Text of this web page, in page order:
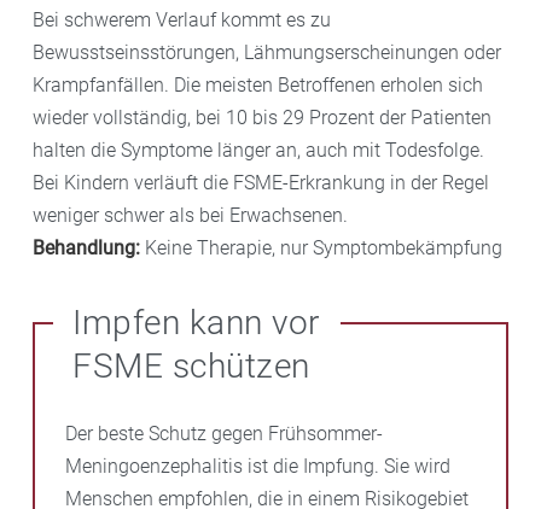
Bei schwerem Verlauf kommt es zu
Bewusstseinsstörungen, Lähmungserscheinungen oder
Krampfanfällen. Die meisten Betroffenen erholen sich
wieder vollständig, bei 10 bis 29 Prozent der Patienten
halten die Symptome länger an, auch mit Todesfolge.
Bei Kindern verläuft die FSME-Erkrankung in der Regel
weniger schwer als bei Erwachsenen.
Behandlung: Keine Therapie, nur Symptombekämpfung
Impfen kann vor
FSME schützen
Der beste Schutz gegen Frühsommer-
Meningoenzephalitis ist die Impfung. Sie wird
Menschen empfohlen, die in einem Risikogebiet